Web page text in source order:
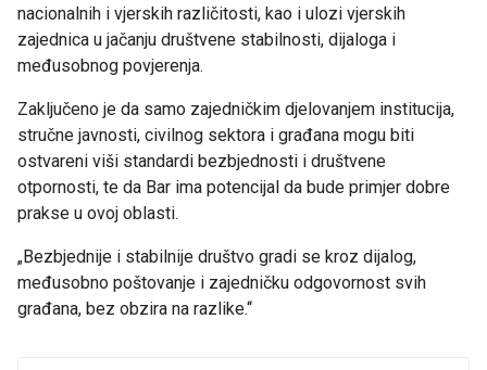
nacionalnih i vjerskih različitosti, kao i ulozi vjerskih
zajednica u jačanju društvene stabilnosti, dijaloga i
međusobnog povjerenja.
Zaključeno je da samo zajedničkim djelovanjem institucija,
stručne javnosti, civilnog sektora i građana mogu biti
ostvareni viši standardi bezbjednosti i društvene
otpornosti, te da Bar ima potencijal da bude primjer dobre
prakse u ovoj oblasti.
„Bezbjednije i stabilnije društvo gradi se kroz dijalog,
međusobno poštovanje i zajedničku odgovornost svih
građana, bez obzira na razlike.“